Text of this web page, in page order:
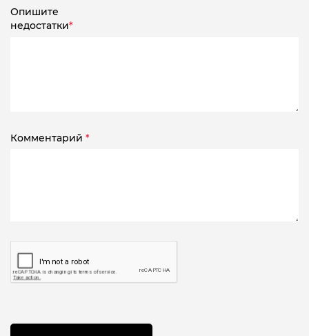
Опишите
недостатки*
Комментарий *